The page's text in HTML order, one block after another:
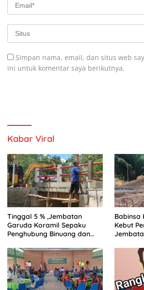
Simpan nama, email, dan situs web
ini untuk komentar saya berikutnya.
Kabar Viral
Tinggal 5 % ,Jembatan
Garuda Koramil Sepaku
Penghubung Binuang dan
Babinsa
Kebut